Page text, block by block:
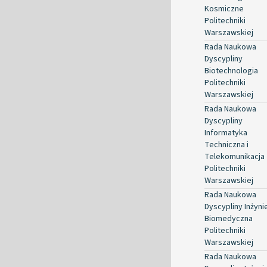
Kosmiczne
Politechniki
Warszawskiej
Rada Naukowa
Dyscypliny
Biotechnologia
Politechniki
Warszawskiej
Rada Naukowa
Dyscypliny
Informatyka
Techniczna i
Telekomunikacja
Politechniki
Warszawskiej
Rada Naukowa
Dyscypliny
Biomedyczna
Politechniki
Warszawskiej
Rada Naukowa